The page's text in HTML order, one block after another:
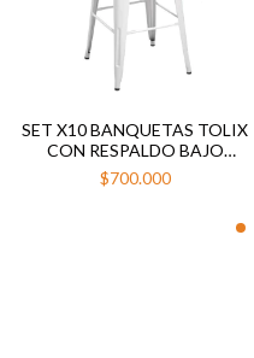
SET X10 BANQUETAS TOLIX
CON RESPALDO BAJO
BLANCO ASIENTO MADERA
$700.000